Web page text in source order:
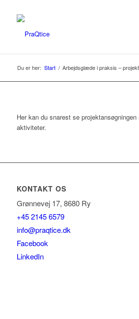
Du er her: Start / Arbejdsglæde i praksis –
Her kan du snarest se
aktiviteter.
KONTAKT OS
Grønnevej 17, 8680 Ry
+45 2145 6579
info@praqtice.dk
Facebook
LinkedIn